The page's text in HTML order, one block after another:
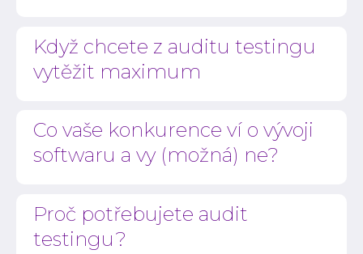
Když chcete z auditu testingu
vytěžit maximum
Co vaše konkurence ví o vývoji
softwaru a vy (možná) ne?
Proč potřebujete audit
testingu?